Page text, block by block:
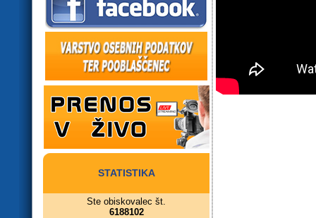
STATISTIKA
Ste obiskovalec št.
6188102